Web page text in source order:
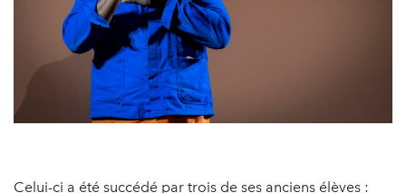
Celui-ci a été succédé par trois de ses anciens élèves :